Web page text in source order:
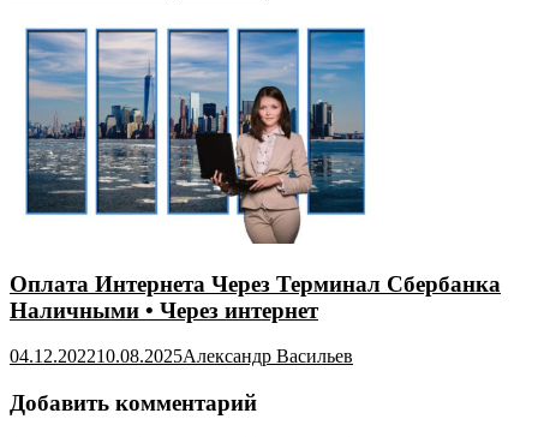
Оплата Интернета Через Терминал Сбербанка
Наличными • Через интернет
04.12.202210.08.2025Александр Васильев
Добавить комментарий